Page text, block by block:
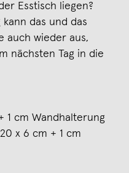
Esstisch liegen?
das und das
auch wieder aus,
nächsten Tag in die
1 cm Wandhalterung
x 6 cm + 1 cm